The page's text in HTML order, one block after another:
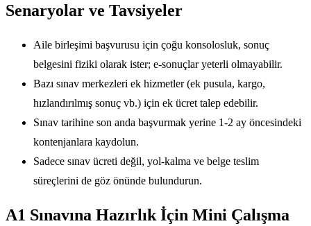
Senaryolar ve Tavsiyeler
Aile birleşimi başvurusu için çoğu konsolosluk, sonuç
belgesini fiziki olarak ister; e-sonuçlar yeterli olmayabilir.
Bazı sınav merkezleri ek hizmetler (ek pusula, kargo,
hızlandırılmış sonuç vb.) için ek ücret talep edebilir.
Sınav tarihine son anda başvurmak yerine 1-2 ay öncesindeki
kontenjanlara kaydolun.
Sadece sınav ücreti değil, yol-kalma ve belge teslim
süreçlerini de göz önünde bulundurun.
A1 Sınavına Hazırlık İçin Mini Çalışma